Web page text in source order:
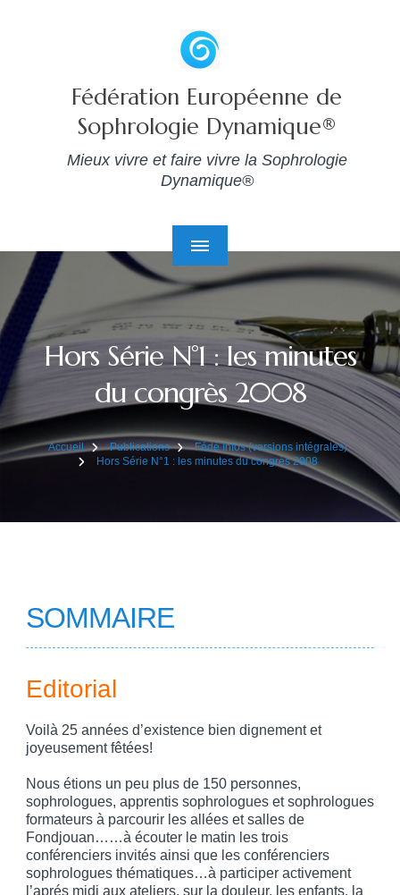
Fédération Européenne de
Sophrologie Dynamique®
Mieux vivre et faire vivre la Sophrologie
Dynamique®
Hors Série N°1 : les minutes
du congrès 2008
Accueil Publications
Fédé Infos (versions intégrales)
Hors Série N°1 : les minutes du congrès 2008
SOMMAIRE
Editorial
Voilà 25 années d’existence bien dignement et
joyeusement fêtées!
Nous étions un peu plus de 150 personnes,
sophrologues, apprentis sophrologues et sophrologues
formateurs à parcourir les allées et salles de
Fondjouan……à écouter le matin les trois
conférenciers invités ainsi que les conférenciers
sophrologues thématiques…à participer activement
l’aprés midi aux ateliers, sur la douleur, les enfants, la